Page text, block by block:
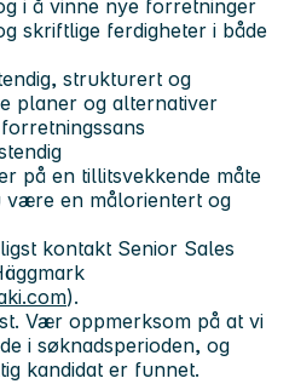
i å vinne nye forretninger
skriftlige ferdigheter i både
strukturert og
planer og alternativer
på en tillitsvekkende måte
være en målorientert og
kontakt Senior Sales
).
Vær oppmerksom på at vi
i søknadsperioden, og
kandidat er funnet.